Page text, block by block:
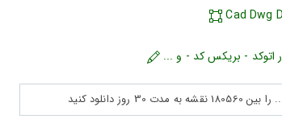
اتوکد - بریکس کد - و ...